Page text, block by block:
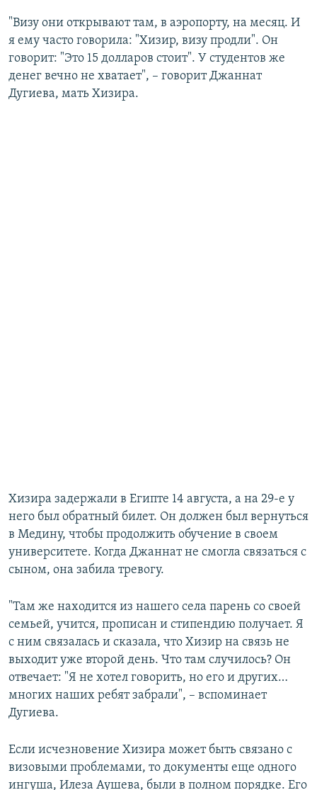
"Визу они открывают там, в аэропорту, на месяц. И
я ему часто говорила: "Хизир, визу продли". Он
говорит: "Это 15 долларов стоит". У студентов же
денег вечно не хватает", – говорит Джаннат
Дугиева, мать Хизира.
Хизира задержали в Египте 14 августа, а на 29-е у
него был обратный билет. Он должен был вернуться
в Медину, чтобы продолжить обучение в своем
университете. Когда Джаннат не смогла связаться с
сыном, она забила тревогу.
"Там же находится из нашего села парень со своей
семьей, учится, прописан и стипендию получает. Я
с ним связалась и сказала, что Хизир на связь не
выходит уже второй день. Что там случилось? Он
отвечает: "Я не хотел говорить, но его и других…
многих наших ребят забрали", – вспоминает
Дугиева.
Если исчезновение Хизира может быть связано с
визовыми проблемами, то документы еще одного
ингуша, Илеза Аушева, были в полном порядке. Его